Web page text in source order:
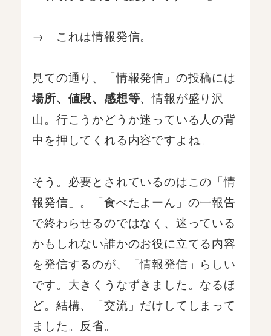
→ これは情報発信。
見ての通り、「情報発信」の投稿には
場所、値段、感想等、情報が盛り沢
山。行こうかどうか迷っている人の背
中を押してくれる内容ですよね。
そう。必要とされているのはこの「情
報発信」。「食べたよーん」の一報告
で終わらせるのではなく、迷っている
かもしれない誰かのお役に立てる内容
を発信するのが、「情報発信」らしい
です。大きくうなずきました。なるほ
ど。結構、「交流」だけしてしまって
ました。反省。